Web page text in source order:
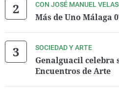
CON JOSÉ MANUEL
Más de Uno Málaga
SOCIEDAD Y ARTE
Genalguacil celebra
Encuentros de Arte